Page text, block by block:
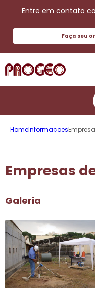
Entre em contato
Faça seu
HomeInformações
Empresas
Galeria